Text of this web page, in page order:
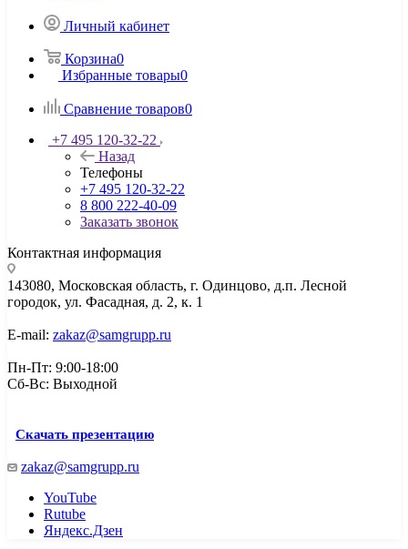
Личный кабинет
Корзина0
Избранные товары0
Сравнение товаров0
+7 495 120-32-22
Назад
Телефоны
+7 495 120-32-22
8 800 222-40-09
Заказать звонок
Контактная информация
143080, Mосковская область, г. Одинцово, д.п. Лесной
городок, ул. Фасадная, д. 2, к. 1
E-mail: zakaz@samgrupp.ru
Пн-Пт: 9:00-18:00
Сб-Вс: Выходной
Скачать презентацию
zakaz@samgrupp.ru
YouTube
Rutube
Яндекс.Дзен